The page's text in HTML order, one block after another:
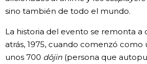
Tokio
sino también de todo el mundo.
La historia del evento se remonta a
atrás, 1975, cuando comenzó como
unos 700 dōjin (persona que